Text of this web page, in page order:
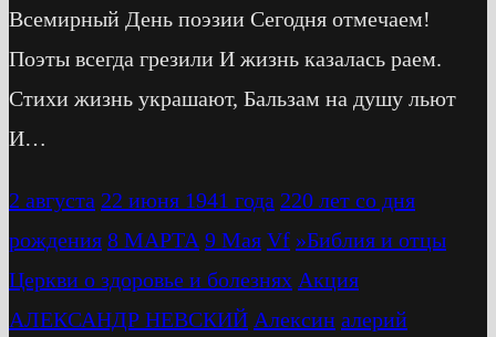
Всемирный День поэзии Сегодня отмечаем!
Поэты всегда грезили И жизнь казалась раем.
Стихи жизнь украшают, Бальзам на душу льют
И…
2 августа 22 июня 1941 года 220 лет со дня
рождения 8 МАРТА 9 Мая Vf »Библия и отцы
Церкви о здоровье и болезнях Акция
АЛЕКСАНДР НЕВСКИЙ Алексин алерий